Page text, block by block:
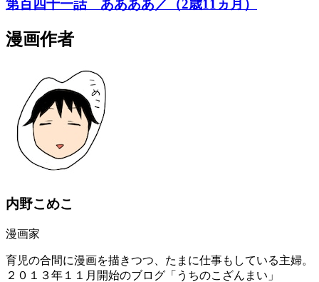
第百四十一話 ああああ／（2歳11ヵ月）
漫画作者
内野こめこ
漫画家
育児の合間に漫画を描きつつ、たまに仕事もしている主婦。
２０１３年１１月開始のブログ「うちのこざんまい」